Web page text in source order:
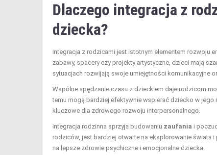
Dlaczego integracja z
dziecka?
Integracja z rodzicami jest istotnym elementem rozwoju
zabawy, spacery czy projekty artystyczne, dzieci mają
sytuacjach rozwijają swoje umiejętności komunikacyjne
Wspólne spędzanie czasu z dzieckiem daje rodzicom
temu mogą bardziej efektywnie wspierać dziecko w
kluczowe dla zdrowego rozwoju interpersonalnego.
Integracja rodzinna sprzyja budowaniu zaufania i
rodziców, jest bardziej otwarte na eksplorowanie świata
na lepsze zdrowie psychiczne i emocjonalne dziecka.